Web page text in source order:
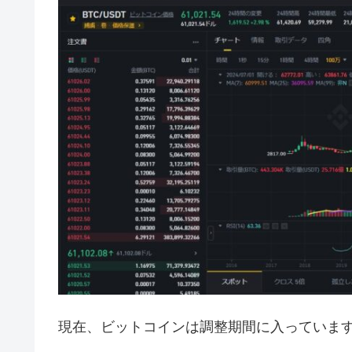
現在、ビットコインは調整期間に入っていま